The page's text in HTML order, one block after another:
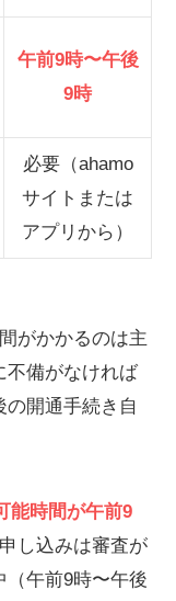
午前9時〜午後
9時
必要（ahamo
サイトまたは
アプリから）
がかかるのは主
不備がなければ
開通手続き自
能時間が午前9
し込みは審査が
（午前9時〜午後